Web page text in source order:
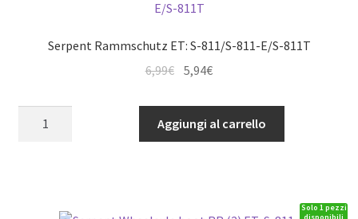
Serpent Rammschutz ET: S-811/S-811-E/S-811T
6,99€
originale
era:
5,94€Il
attuale
è:
Aggiungi al carrello
Solo 1 pezzi